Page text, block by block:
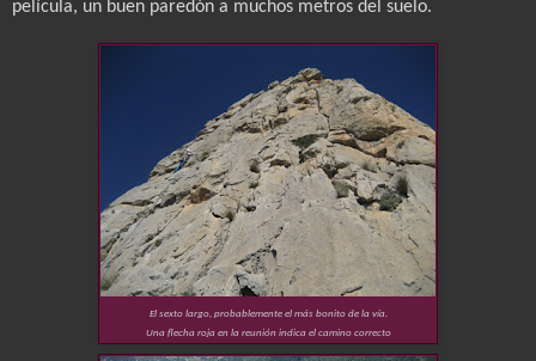
película, un buen paredón a muchos metros del suelo.
El sexto largo, probablemente el más bonito de la vía.
Una flecha roja en la reunión indica el camino correcto